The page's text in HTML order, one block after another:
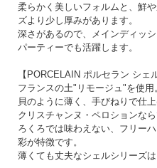
柔らかく美しいフォルムと、鮮
ズより少し厚みがあります。
深さがあるので、メインディッシ
パーティーでも活躍します。
【PORCELAIN ポルセラン シェル
フランスの土"リモージュ"を使用
貝のように薄く、手びねりで仕
クリスチャンヌ・ペロションな
ろくろでは味わえない、フリー
彩が特徴です。
薄くても丈夫なシェルシリーズ